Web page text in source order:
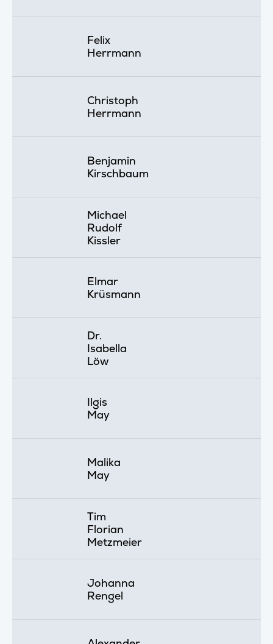
Felix
Herrmann
Christoph
Herrmann
Benjamin
Kirschbaum
Michael
Rudolf
Kissler
Elmar
Krüsmann
Dr.
Isabella
Löw
Ilgis
May
Malika
May
Tim
Florian
Metzmeier
Johanna
Rengel